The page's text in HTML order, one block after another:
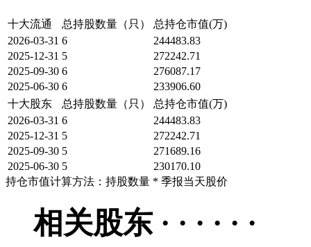
十大流通 总持股数量（只）
总持仓市值(万)
2026-03-31 6
244483.83
2025-12-31 5
272242.71
2025-09-30 6
276087.17
2025-06-30 6
233906.60
十大股东
总持股数量（只）
总持仓市值(万)
2026-03-31 6
244483.83
2025-12-31 5
272242.71
2025-09-30 5
271689.16
2025-06-30 5
230170.10
持仓市值计算方法：持股数量 * 季报当天股价
相关股东 · · · · · ·